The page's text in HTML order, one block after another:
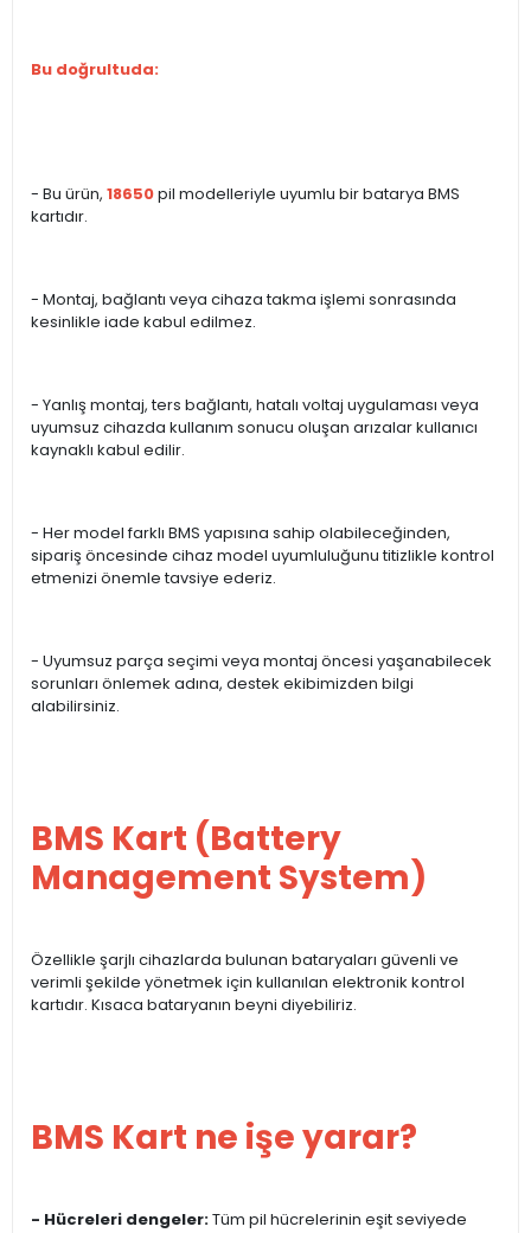
Bu doğrultuda:
- Bu ürün, 18650pil modelleriyle uyumlu bir batarya BMS
kartıdır.
- Montaj, bağlantı veya cihaza takma işlemi sonrasında
kesinlikle iade kabul edilmez.
- Yanlış montaj, ters bağlantı, hatalı voltaj uygulaması veya
uyumsuz cihazda kullanım sonucu oluşan arızalar kullanıcı
kaynaklı kabul edilir.
- Her model farklı BMS yapısına sahip olabileceğinden,
sipariş öncesinde cihaz model uyumluluğunu titizlikle kontrol
etmenizi önemle tavsiye ederiz.
- Uyumsuz parça seçimi veya montaj öncesi yaşanabilecek
sorunları önlemek adına, destek ekibimizden bilgi
alabilirsiniz.
BMS Kart (Battery
Management System)
Özellikle şarjlı cihazlarda bulunan bataryaları güvenli ve
verimli şekilde yönetmek için kullanılan elektronik kontrol
kartıdır. Kısaca bataryanın beyni diyebiliriz.
BMS Kart ne işe yarar?
- Hücreleri dengeler:Tüm pil hücrelerinin eşit seviyede